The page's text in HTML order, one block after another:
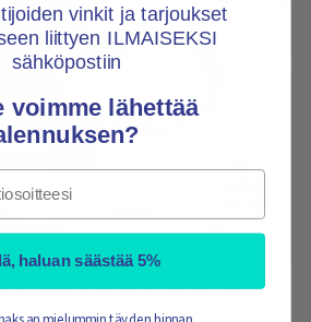
kylkimakuulle, vähentää
hengitystä. Näin nukut
vinkit ja tarjoukset
liittyen ILMAISEKSI
sähköpostiin
voimme lähettää
haluan säästää 5%